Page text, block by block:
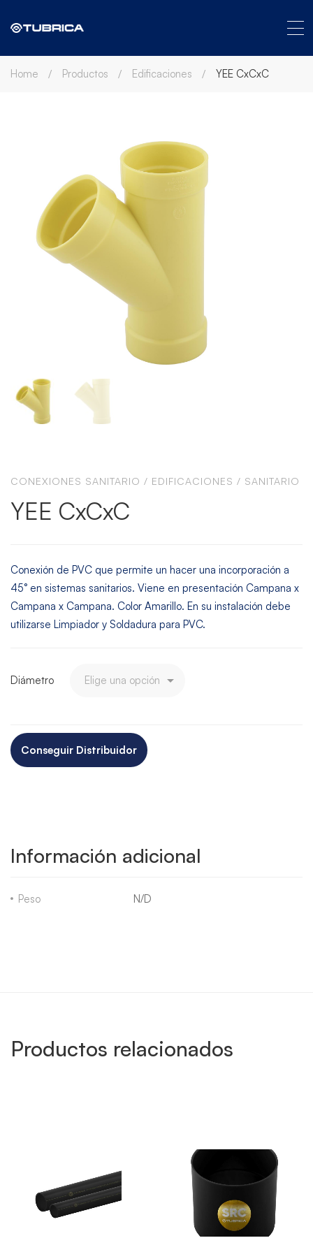
Home Productos Edificaciones YEE CxCxC
CONEXIONES SANITARIO / EDIFICACIONES / SANITARIO
YEE CxCxC
Conexión de PVC que permite un hacer una incorporación a
45° en sistemas sanitarios. Viene en presentación Campana x
Campana x Campana. Color Amarillo. En su instalación debe
utilizarse Limpiador y Soldadura para PVC.
Diámetro
Conseguir Distribuidor
Información adicional
Peso N/D
Productos relacionados